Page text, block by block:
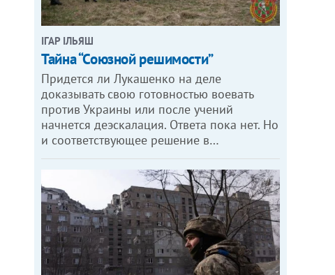
ІГАР ІЛЬЯШ
Тайна “Союзной решимости”
Придется ли Лукашенко на деле
доказывать свою готовностью воевать
против Украины или после учений
начнется деэскалация. Ответа пока нет. Но
и соответствующее решение в…